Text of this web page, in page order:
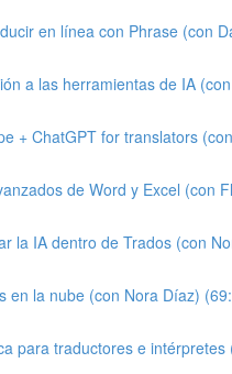
en línea con Phrase (con
a las herramientas de IA
+ ChatGPT for translators
de Word y Excel (con
la IA dentro de Trados (con
en la nube (con Nora Díaz)
para traductores e